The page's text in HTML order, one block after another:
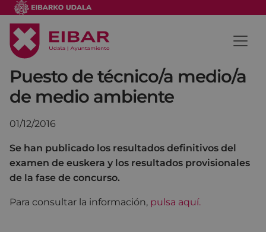
Puesto de técnico/a medio/a
de medio ambiente
01/12/2016
Se han publicado los resultados definitivos del
examen de euskera y los resultados provisionales
de la fase de concurso.
Para consultar la información, pulsa aquí.